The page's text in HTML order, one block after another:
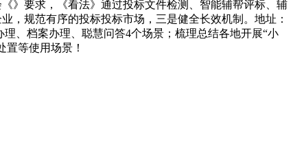
》要求，《看法》通过投标文件检测、智能辅帮评标、辅
，规范有序的投标投标市场，三是健全长效机制。地址：
、档案办理、聪慧问答4个场景；梳理总结各地开展“小
等使用场景！